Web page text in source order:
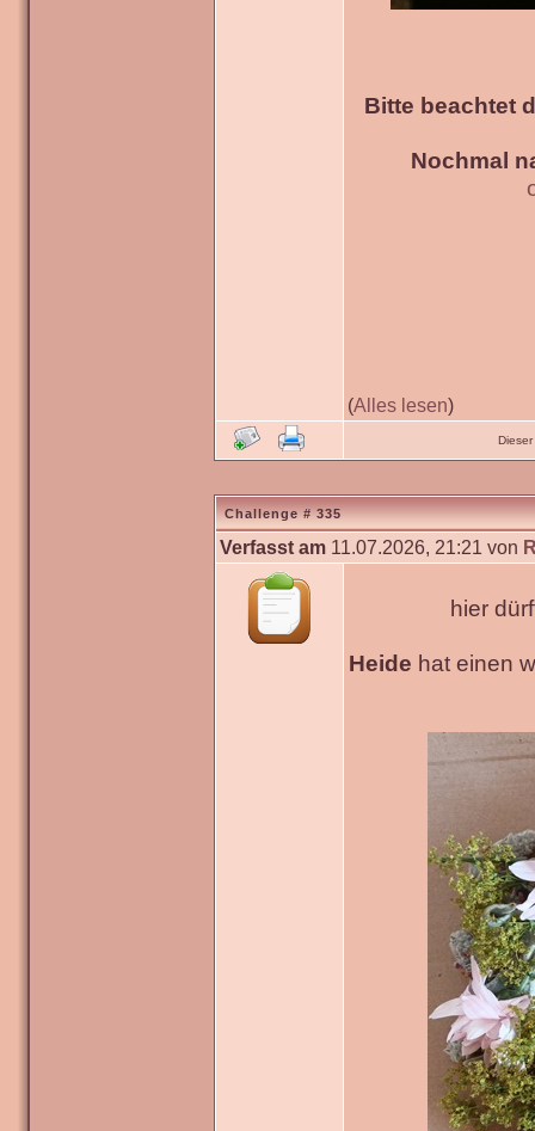
Bitte beachtet
Nochmal
(Alles lesen)
Challenge # 335
Verfasst am 11.07.2026, 21:21 von
hier
Heide hat einen